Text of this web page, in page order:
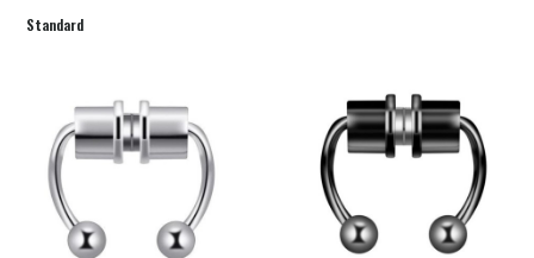
Standard